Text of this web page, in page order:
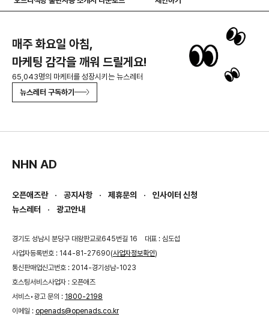
매주 화요일 아침,
마케팅 감각을 깨워 드릴게요!
65,043명의 마케터를 성장시키는 뉴스레터
뉴스레터 구독하기
NHN AD
오픈애즈란 공지사항 제휴문의
인사이터 신청
뉴스레터
광고안내
경기도 성남시 분당구 대왕판교로645번길 16
대표 : 심도섭
사업자등록번호 : 144-81-27690(사업자정보확인)
통신판매업신고번호 : 2014-경기성남-1023
호스팅서비스사업자 : 오픈애즈
서비스•광고 문의 : 1800-2198
이메일 : openads@openads.co.kr